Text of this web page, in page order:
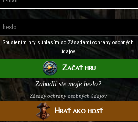
Spustením hry súhlasím so Zásadami ochrany osobných
údajov.
Začať hru
Zabudli ste moje heslo?
Zásady ochrany osobných údajov
Hrať ako hosť